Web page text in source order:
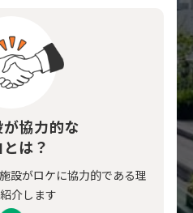
協力的な
は？
設がロケに協力的である理
介します